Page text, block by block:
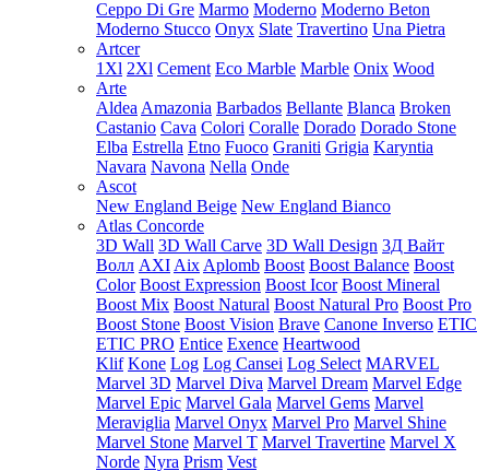
Ceppo Di Gre Marmo Moderno Moderno Beton
Moderno Stucco Onyx Slate Travertino Una Pietra
Artcer
1Xl 2Xl Cement Eco Marble Marble Onix Wood
Arte
Aldea Amazonia Barbados Bellante Blanca Broken
Castanio Cava Colori Coralle Dorado Dorado Stone
Elba Estrella Etno Fuoco Graniti Grigia Karyntia
Navara Navona Nella Onde
Ascot
New England Beige New England Bianco
Atlas Concorde
3D Wall 3D Wall Carve 3D Wall Design 3Д Вайт
Волл AXI Aix Aplomb Boost Boost Balance Boost
Color Boost Expression Boost Icor Boost Mineral
Boost Mix Boost Natural Boost Natural Pro Boost Pro
Boost Stone Boost Vision Brave Canone Inverso ETIC
ETIC PRO Entice Exence Heartwood
Klif Kone Log Log Cansei Log Select MARVEL
Marvel 3D Marvel Diva Marvel Dream Marvel Edge
Marvel Epic Marvel Gala Marvel Gems Marvel
Meraviglia Marvel Onyx Marvel Pro Marvel Shine
Marvel Stone Marvel T Marvel Travertine Marvel X
Norde Nyra Prism Vest